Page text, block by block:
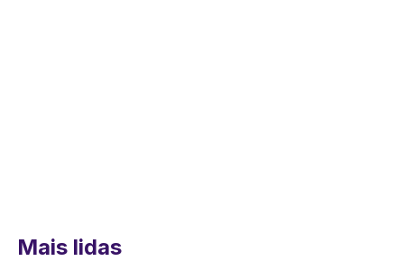
Mais lidas